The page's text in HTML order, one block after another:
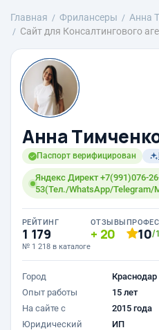
Главная Фрилансеры Анна
Сайт для Консалтингового
Анна
Паспорт верифицирован
Яндекс Директ +7(991)076-
53(Тел./WhatsApp/Telegram/
РЕЙТИНГ
1 179
№ 1 218 в каталоге
ОТЗЫВЫ
20 10/
Город
Краснодар
Опыт работы
15 лет
На сайте с
2015 года
Юридический
ИП